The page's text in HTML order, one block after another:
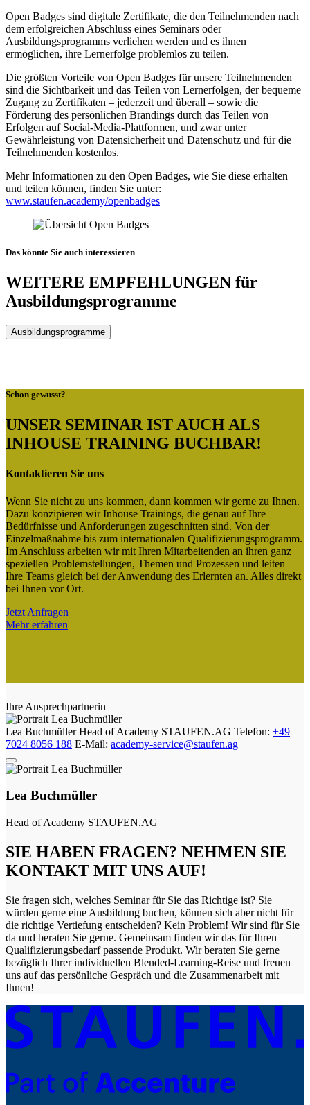
Open Badges sind digitale Zertifikate, die den Teilnehmenden nach
dem erfolgreichen Abschluss eines Seminars oder
Ausbildungsprogramms verliehen werden und es ihnen
ermöglichen, ihre Lernerfolge problemlos zu teilen.
Die größten Vorteile von Open Badges für unsere Teilnehmenden
sind die Sichtbarkeit und das Teilen von Lernerfolgen, der bequeme
Zugang zu Zertifikaten – jederzeit und überall – sowie die
Förderung des persönlichen Brandings durch das Teilen von
Erfolgen auf Social-Media-Plattformen, und zwar unter
Gewährleistung von Datensicherheit und Datenschutz und für die
Teilnehmenden kostenlos.
Mehr Informationen zu den Open Badges, wie Sie diese erhalten
und teilen können, finden Sie unter:
www.staufen.academy/openbadges
Das könnte Sie auch interessieren
WEITERE EMPFEHLUNGEN für
Ausbildungsprogramme
Ausbildungsprogramme
Schon gewusst?
UNSER SEMINAR IST AUCH ALS
INHOUSE TRAINING BUCHBAR!
Kontaktieren Sie uns
Wenn Sie nicht zu uns kommen, dann kommen wir gerne zu Ihnen.
Dazu konzipieren wir Inhouse Trainings, die genau auf Ihre
Bedürfnisse und Anforderungen zugeschnitten sind. Von der
Einzelmaßnahme bis zum internationalen Qualifizierungsprogramm.
Im Anschluss arbeiten wir mit Ihren Mitarbeitenden an ihren ganz
speziellen Problemstellungen, Themen und Prozessen und leiten
Ihre Teams gleich bei der Anwendung des Erlernten an. Alles direkt
bei Ihnen vor Ort.
Jetzt Anfragen
Mehr erfahren
Ihre Ansprechpartnerin
Lea Buchmüller Head of Academy STAUFEN.AG Telefon: +49
7024 8056 188 E-Mail: academy-service@staufen.ag
Lea Buchmüller
Head of Academy STAUFEN.AG
SIE HABEN FRAGEN? NEHMEN SIE
KONTAKT MIT UNS AUF!
Sie fragen sich, welches Seminar für Sie das Richtige ist? Sie
würden gerne eine Ausbildung buchen, können sich aber nicht für
die richtige Vertiefung entscheiden? Kein Problem! Wir sind für Sie
da und beraten Sie gerne. Gemeinsam finden wir das für Ihren
Qualifizierungsbedarf passende Produkt. Wir beraten Sie gerne
bezüglich Ihrer individuellen Blended-Learning-Reise und freuen
uns auf das persönliche Gespräch und die Zusammenarbeit mit
Ihnen!